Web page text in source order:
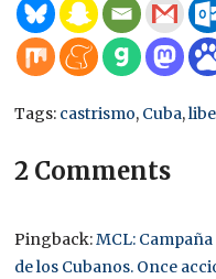
Tags: castrismo, Cuba,
2 Comments
Pingback:MCL:
de los Cubanos. Once